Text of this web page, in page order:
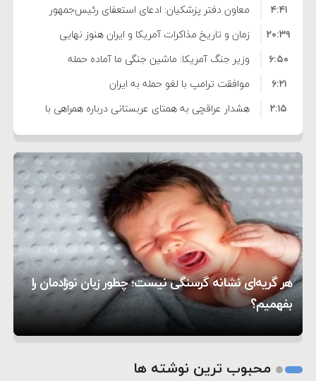
معاون دفتر پزشکیان: ادعای استعفای رئیس‌جمهور
واهی و کذب محض است
۴:۴۱
زمان و تاریخ مذاکرات آمریکا و ایران هنوز نهایی
نشده است
۲۰:۳۹
وزیر جنگ آمریکا: ماشین جنگی ما آماده حمله
نظامی علیه ایران است
۶:۵۰
موافقت ترامپ با لغو حمله به ایران
۶:۲۱
هشدار عراقچی به همتای عربستانی درباره همراهی با
آمریکا
۲:۱۵
مقام ارشد امنیتی: برنامه گسترده‌ای برای پاسخ به
دیوانگی آمریکا داریم
۷:۱۰
ترامپ دستور حملات جدید علیه ایران را صادر کرد
۵:۴۵
سپاه: دو نفتکش متخلف مورد اصابت قرار گرفته و
متوقف شدند
۱۲:۵۹
ترامپ مدعی توافق تاریخی برای خلع سلاح کامل
حماس شد
۸:۵۷
اعتراض عراقچی به همتای بلغارستانی به دلیل کمک
به آمریکا در حملات به ایران
۱۶:۱۹
کشورهایی که به متجاوزان کمک می کنند پاسخ
سختی خواهند گرفت
۱۰:۱۵
سنتکام پایان تجاوز جدید به ایران را اعلام کرد
۶:۰۵
هر گریه‌ای نشانه گرسنگی نیست؛ چطور زبان نوزادمان را
بفهمیم؟
تغذیه پدر می‌تواند بر سلامت نوزاد تأثیر بگذارد
روی دیگر زندگی
2
محبوب ترین نوشته ها